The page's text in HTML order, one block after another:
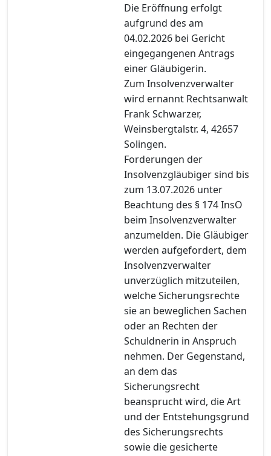
Die Eröffnung erfolgt
aufgrund des am
04.02.2026 bei Gericht
eingegangenen Antrags
einer Gläubigerin.
Zum Insolvenzverwalter
wird ernannt Rechtsanwalt
Frank Schwarzer,
Weinsbergtalstr. 4, 42657
Solingen.
Forderungen der
Insolvenzgläubiger sind bis
zum 13.07.2026 unter
Beachtung des § 174 InsO
beim Insolvenzverwalter
anzumelden. Die Gläubiger
werden aufgefordert, dem
Insolvenzverwalter
unverzüglich mitzuteilen,
welche Sicherungsrechte
sie an beweglichen Sachen
oder an Rechten der
Schuldnerin in Anspruch
nehmen. Der Gegenstand,
an dem das
Sicherungsrecht
beansprucht wird, die Art
und der Entstehungsgrund
des Sicherungsrechts
sowie die gesicherte